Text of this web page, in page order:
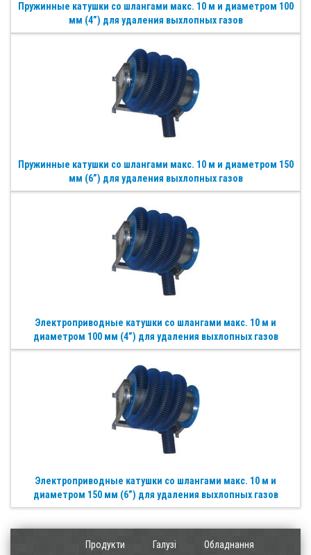
Пружинные катушки со шлангами макс. 10 м и диаметром 100
мм (4”) для удаления выхлопных газов
Пружинные катушки со шлангами макс. 10 м и диаметром 150
мм (6”) для удаления выхлопных газов
Электроприводные катушки со шлангами макс. 10 м и
диаметром 100 мм (4”) для удаления выхлопных газов
Электроприводные катушки со шлангами макс. 10 м и
диаметром 150 мм (6”) для удаления выхлопных газов
Продукти Галузі
Обладнання